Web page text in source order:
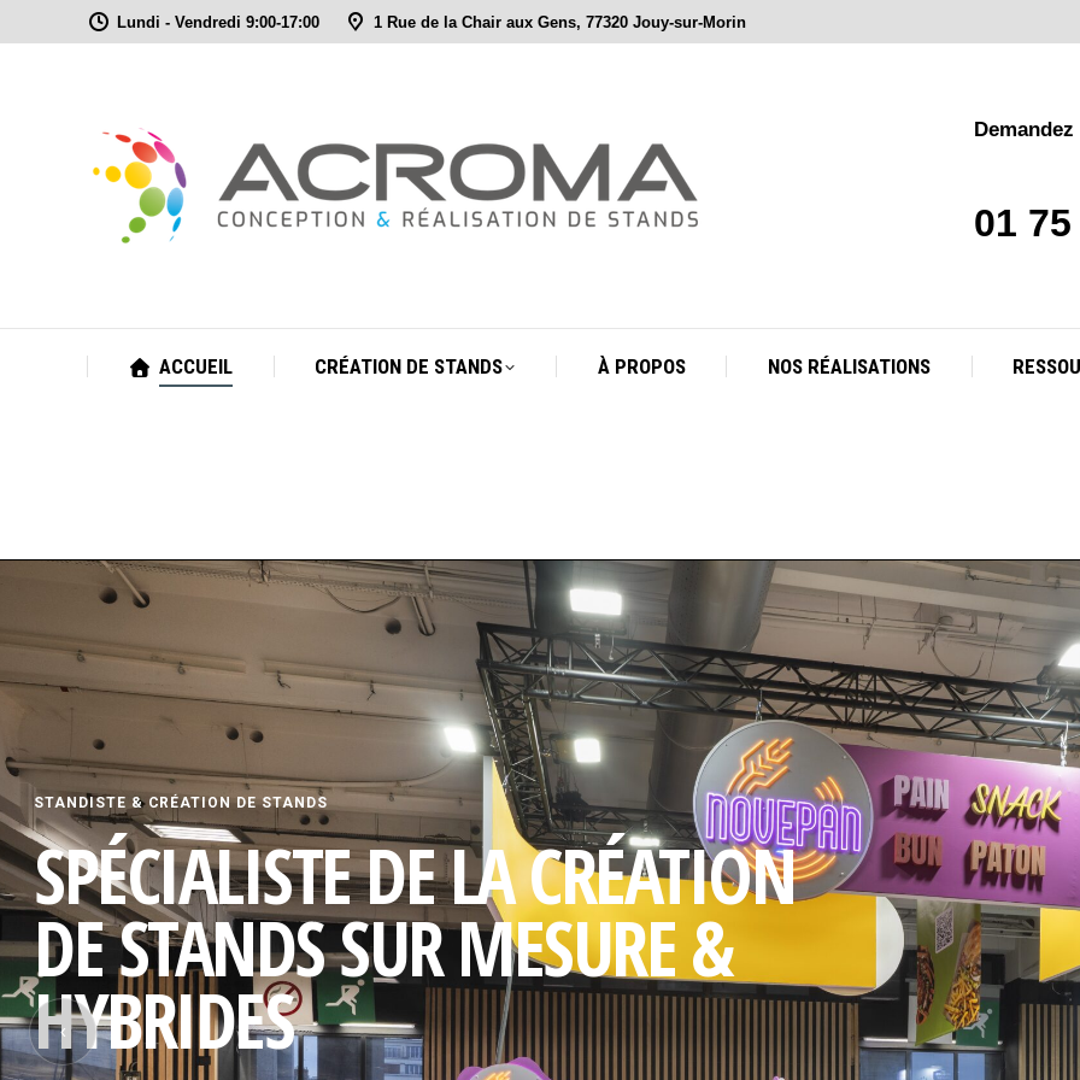
Lundi - Vendredi 9:00-17:00 1 Rue de la Chair aux Gens, 77320 Jouy-sur-Morin
01
ACCUEIL CRÉATION DE STANDS À PROPOS NOS RÉALISATIONS
STANDISTE & CRÉATION DE STANDS
SPÉCIALISTE DE LA CRÉATION
DE STANDS SUR MESURE &
HYBRIDES
‹
ACCUEIL CRÉATION DE STANDS À PROPOS NOS RÉALISATIONS